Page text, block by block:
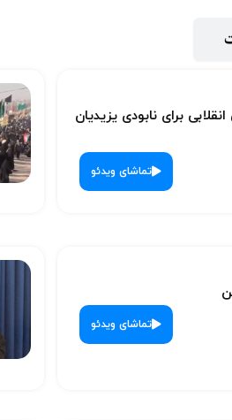
برای نابودی یزیدیان
تماشای ویدئو
تماشای ویدئو